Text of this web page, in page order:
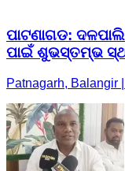
ପାଟଣାଗଡ:
ପାଇଁ ଶୁଭସ୍ତମ୍ଭ
Patnagarh, Balangir